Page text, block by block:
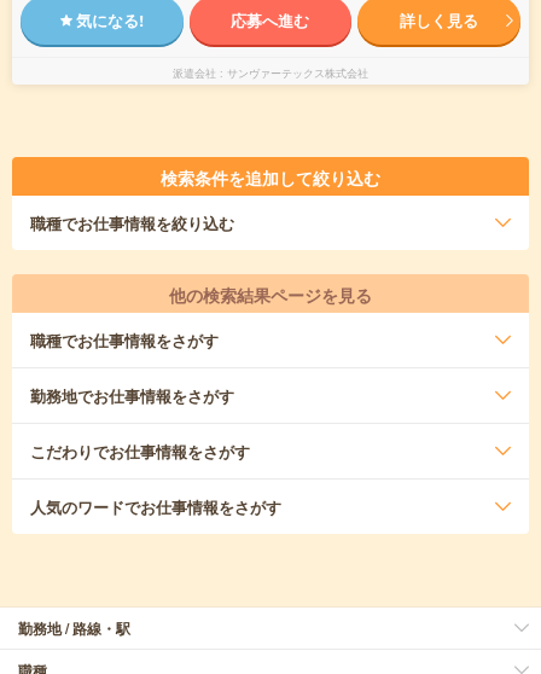
気になる! 応募へ進む 詳しく見る
派遣会社 サンヴァーテックス株式会社
検索条件を追加して絞り込む
職種でお仕事情報を絞り込む
他の検索結果ページを見る
職種でお仕事情報をさがす
勤務地でお仕事情報をさがす
こだわりでお仕事情報をさがす
人気のワードでお仕事情報をさがす
勤務地 / 路線・駅